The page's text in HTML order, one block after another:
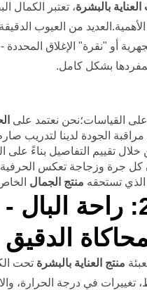
بالبشرة، تعتبر الكمال
من العيوب
أو "نقرة" الإغلاق المحددة
بمفردها بشكل كامل.
القياسات؛نحن نعتمد على
الجودة لدينا لتدريب
تقييم التفاصيل بناءً على
كل جرة وزجاجة تعكس الحرفية
تستحقه منتج الجمال
# الحل 2: راحة البال -
الدقيق
منتج العناية بالبشرة تحت
في درجة الحرارة،